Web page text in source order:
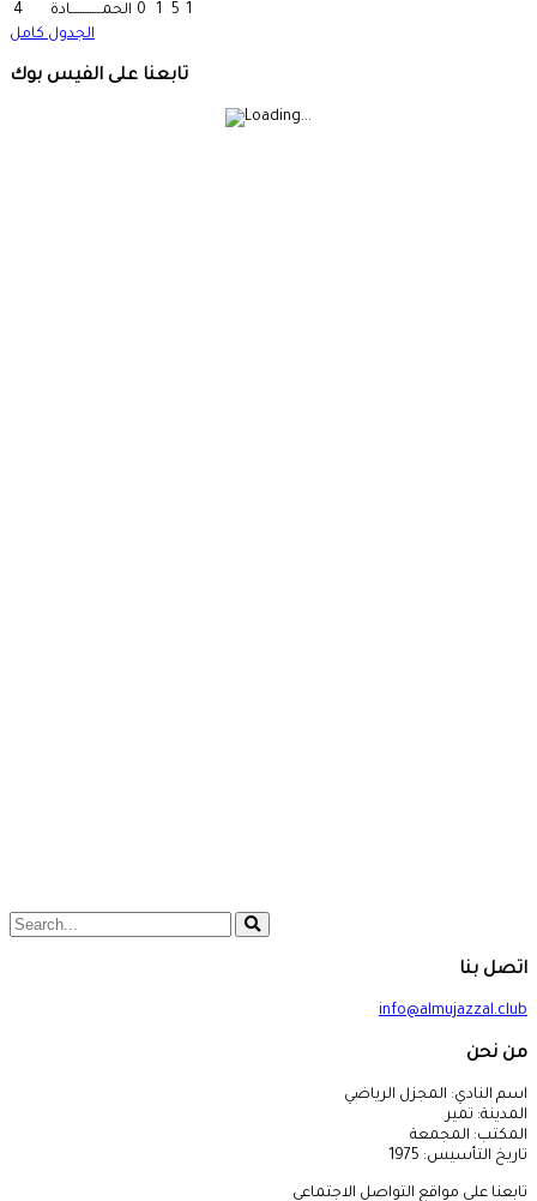
4
الحمـــــــــــــادة 0 1 5 1
الجدول كامل
تابعنا على الفيس بوك
اتصل بنا
info@almujazzal.club
من نحن
اسم النادي: المجزل الرياضي
المدينة: تمير
المكتب: المجمعة
تاريخ التأسيس: 1975
تابعنا على مواقع التواصل الاجتماعي